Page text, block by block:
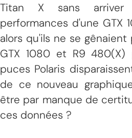
Titan X sans
performances d'une GTX
alors qu'ils ne se
GTX 1080 et R9 480(X)
puces Polaris
de ce nouveau
être par manque de
ces données ?